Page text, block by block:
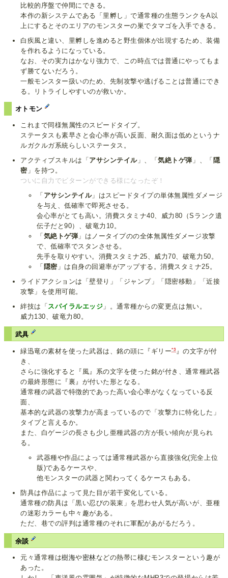
比較的序盤で仲間にできる。
本作の新システムである「里孵し」で通常種の生態ランクをA以
上にするとそのエリアのモンスターの巣でタマゴを入手できる。
白疾風と違い、里孵しを進めると野生個体が出現するため、装備
を作れるようになっている。
なお、その実力はかなり強力で、この時点では普通にやってもま
ず勝てないだろう。
一般モンスター扱いのため、先制攻撃や逃げることは普通にでき
る。リトライしやすいのが救いか。
オトモン
これまで同様無属性のスピードタイプ。
ステータスも素早さと会心率が高い反面、耐久面は低めというナ
ルガクルガ系統らしいステータス。
アクティブスキルは「 アサシンテイル」、「気絶トゲ弾 」、「 隠
密」を持つ。
ついに自力でビターンができる様になったぞ！
「 アサシンテイル」はスピードタイプの単体無属性ダメージ
を与え、低確率で即死させる。
会心率がとても高い。消費スタミナ40、威力80（Sランク遺
伝子だと90）、破竜力10。
「 気絶トゲ弾 」はノータイプのの全体無属性ダメージ攻撃
で、低確率でスタンさせる。
先手を取りやすい。消費スタミナ25、威力70、破竜力50。
「 隠密」は自身の回避率がアップする。消費スタミナ25。
ライドアクションは「壁登り」「ジャンプ」「隠密移動」「近接
攻撃」を使用可能。
絆技は「 スパイラルエッジ 」。通常種からの変更点は無い。
威力130、破竜力80。
武具
緑迅竜の素材を使った武器は、銘の頭に『ギリー*3』の文字が付
き、
さらに強化すると『風』系の文字を使った銘が付き、通常種武器
の最終形態に『裏』が付いた形となる。
通常種の武器で特徴的であった高い会心率がなくなっている反
面、
基本的な武器の攻撃力が高まっているので「攻撃力に特化した」
タイプと言えるか。
また、白ゲージの長さも少し亜種武器の方が長い傾向が見られ
る。
武器種や作品によっては通常種武器から直接強化(完全上位
版)であるケースや、
他モンスターの武器と関わってくるケースもある。
防具は作品によって見た目が若干変化している。
通常種の防具は「黒い忍びの装束」を思わせ人気が高いが、亜種
の迷彩カラーも中々趣がある。
ただ、巷での評判は通常種のそれに軍配があがるだろう。
余談
元々通常種は樹海や密林などの熱帯に棲むモンスターという趣が
あった。